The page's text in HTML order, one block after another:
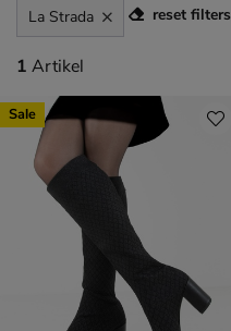
La Strada reset filters
1 artikel
1 Artikel
Sale